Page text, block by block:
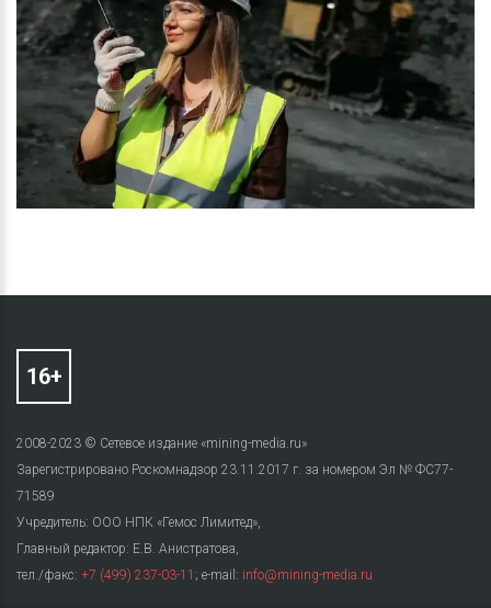
2008-2023 © Сетевое издание «mining-media.ru»
Зарегистрировано Роскомнадзор 23.11.2017 г. за номером Эл № ФС77-
71589
Учредитель: ООО НПК «Гемос Лимитед»,
Главный редактор: Е.В. Анистратова,
тел./факс: +7 (499) 237-03-11 ; e-mail: info@mining-media.ru